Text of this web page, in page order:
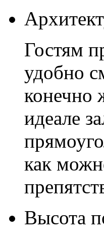
Гостям
удобно
конечно
идеале
как
Высота